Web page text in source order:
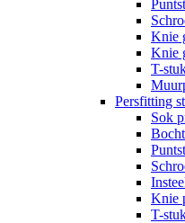
Knie
Knie
T-
Persfitting
Sok
Knie
T-